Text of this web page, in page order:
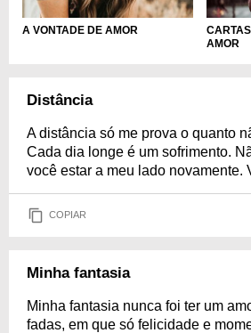
A VONTADE DE AMOR
AMOR
Distância
A distância só me prova o quanto
Cada dia longe é um sofrimento.
você estar a meu lado novamente.
COPIAR
Minha fantasia
Minha fantasia nunca foi ter um
fadas, em que só felicidade e